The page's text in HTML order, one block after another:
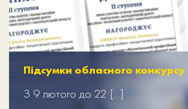
Підсумки обласного конкурсу
З 9 лютого до 22 […]